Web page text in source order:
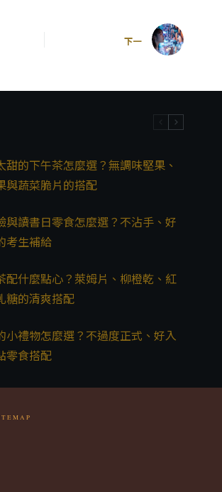
下一
甜的下午茶怎麼選？無調味堅果、
與蔬菜脆片的搭配
與讀書日零食怎麼選？不沾手、好
考生補給
配什麼點心？萊姆片、柳橙乾、紅
糖的清爽搭配
小禮物怎麼選？不過度正式、好入
零食搭配